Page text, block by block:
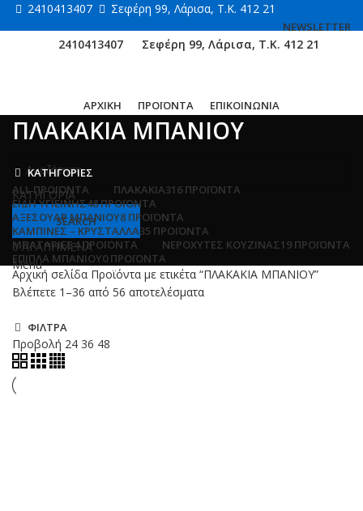
2410413407 Σεφέρη 99, Λάρισα, Τ.Κ. 412 21
NEWSLETTER
2410413407 Σεφέρη 99, Λάρισα, Τ.Κ. 412 21
ΚΑΤΗΓΟΡΙΑ
SEARCH
0ΑΓΑΠΗΜΕΝΑ
Menu
ΑΡΧΙΚΗ ΠΡΟΪΟΝΤΑ ΕΠΙΚΟΙΝΩΝΙΑ
ΠΛΑΚΑΚΙΑ ΜΠΑΝΙΟΥ
ΚΑΤΗΓΟΡΙΕΣ
ALL ΠΡΟΪΌΝΤΑ ΠΛΑΚΑΚΙΑ316 ΠΡΟΪΌΝΤΑ
ΕΙΔΗ ΥΓΙΕΙΝΗΣ48 ΠΡΟΪΌΝΤΑ
ΑΞΕΣΟΥΑΡ ΜΠΑΝΙΟΥ8 ΠΡΟΪΌΝΤΑ
ΚΑΜΠΙΝΕΣ – ΚΡΥΣΤΑΛΛΑ35 ΠΡΟΪΌΝΤΑ
ΜΠΑΤΑΡΙΕΣ4 ΠΡΟΪΌΝΤΑ ΝΕΡΟΧΥΤΕΣ ΚΟΥΖΙΝΑΣ19 ΠΡΟΪΌΝΤΑ
ΕΠΙΠΛΑ ΜΠΑΝΙΟΥ0 ΠΡΟΪΌΝΤΑ
Αρχική σελίδα Προϊόντα με ετικέτα “ΠΛΑΚΑΚΙΑ ΜΠΑΝΙΟΥ”
Βλέπετε 1–36 από 56 αποτελέσματα
ΦΙΛΤΡΑ
Προβολή 24 36 48